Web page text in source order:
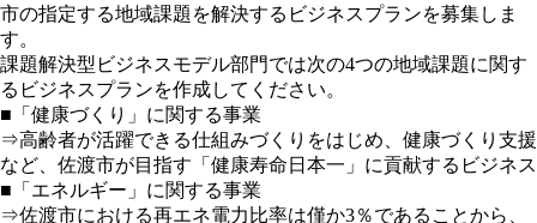
市の指定する地域課題を解決するビジネスプランを募集しま
す。
課題解決型ビジネスモデル部門では次の4つの地域課題に関す
るビジネスプランを作成してください。
■「健康づくり」に関する事業
⇒高齢者が活躍できる仕組みづくりをはじめ、健康づくり支援
など、佐渡市が目指す「健康寿命日本一」に貢献するビジネス
■「エネルギー」に関する事業
⇒佐渡市における再エネ電力比率は僅か3％であることから、